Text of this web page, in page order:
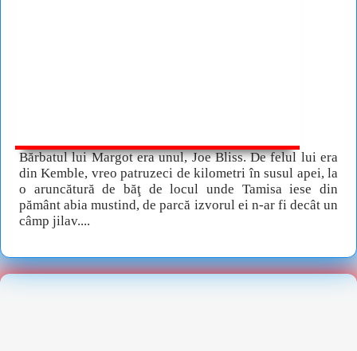
Bărbatul lui Margot era unul, Joe Bliss. De felul lui era
din Kemble, vreo patruzeci de kilometri în susul apei, la
o aruncătură de băţ de locul unde Tamisa iese din
pământ abia mustind, de parcă izvorul ei n-ar fi decât un
câmp jilav....